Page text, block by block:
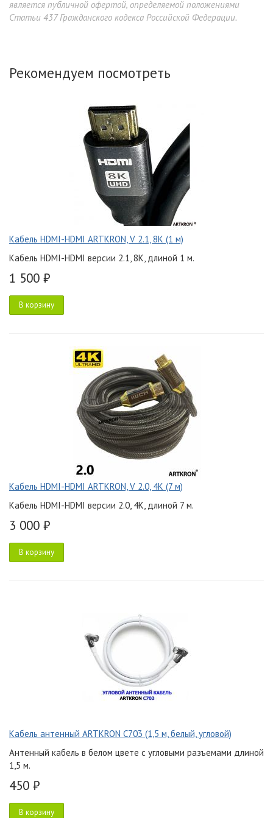
является публичной офертой, определяемой положениями
Статьи 437 Гражданского кодекса Российской Федерации.
Рекомендуем посмотреть
Кабель HDMI-HDMI ARTKRON, V 2.1, 8K (1 м)
Кабель HDMI-HDMI версии 2.1, 8K, длиной 1 м.
1 500 ₽
В корзину
Кабель HDMI-HDMI ARTKRON, V 2.0, 4K (7 м)
Кабель HDMI-HDMI версии 2.0, 4K, длиной 7 м.
3 000 ₽
В корзину
Кабель антенный ARTKRON C703 (1,5 м, белый, угловой)
Антенный кабель в белом цвете с угловыми разъемами длиной
1,5 м.
450 ₽
В корзину